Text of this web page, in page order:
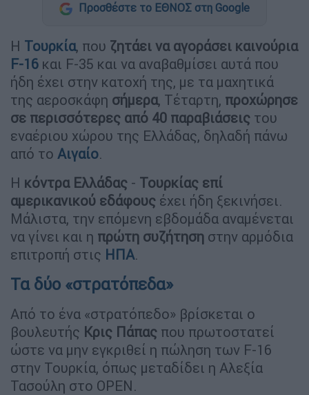
Προσθέστε το ΕΘΝΟΣ στη Google
Η Τουρκία, που ζητάει να αγοράσει καινούρια
F-16 και F-35 και να αναβαθμίσει αυτά που
ήδη έχει στην κατοχή της, με τα μαχητικά
της αεροσκάφη σήμερα, Τέταρτη, προχώρησε
σε περισσότερες από 40 παραβιάσεις του
εναέριου χώρου της Ελλάδας, δηλαδή πάνω
από το Αιγαίο.
Η κόντρα Ελλάδας - Τουρκίας επί
αμερικανικού εδάφους έχει ήδη ξεκινήσει.
Μάλιστα, την επόμενη εβδομάδα αναμένεται
να γίνει και η πρώτη συζήτηση στην αρμόδια
επιτροπή στις ΗΠΑ.
Τα δύο «στρατόπεδα»
Από το ένα «στρατόπεδο» βρίσκεται ο
βουλευτής Κρις Πάπας που πρωτοστατεί
ώστε να μην εγκριθεί η πώληση των F-16
στην Τουρκία, όπως μεταδίδει η Αλεξία
Τασούλη στο OPEN.